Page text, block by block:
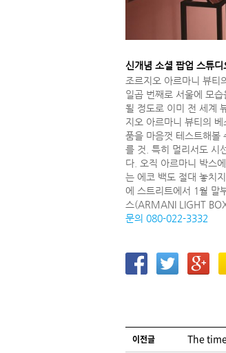
신개념 소셜 팝업 스튜
조르지오 아르마니 뷰티
일곱 번째로 서울에 모
될 정도로 이미 전 세계
지오 아르마니 뷰티의
품을 마음껏 테스트해볼
를 것. 특히 멀리서도 시
다. 오직 아르마니 박스
는 에코 백도 절대 놓치
에 스트리트에서 1월 말
스(ARMANI LIGHT
문의 080-022-3332
글 네비게이션
이전글 The